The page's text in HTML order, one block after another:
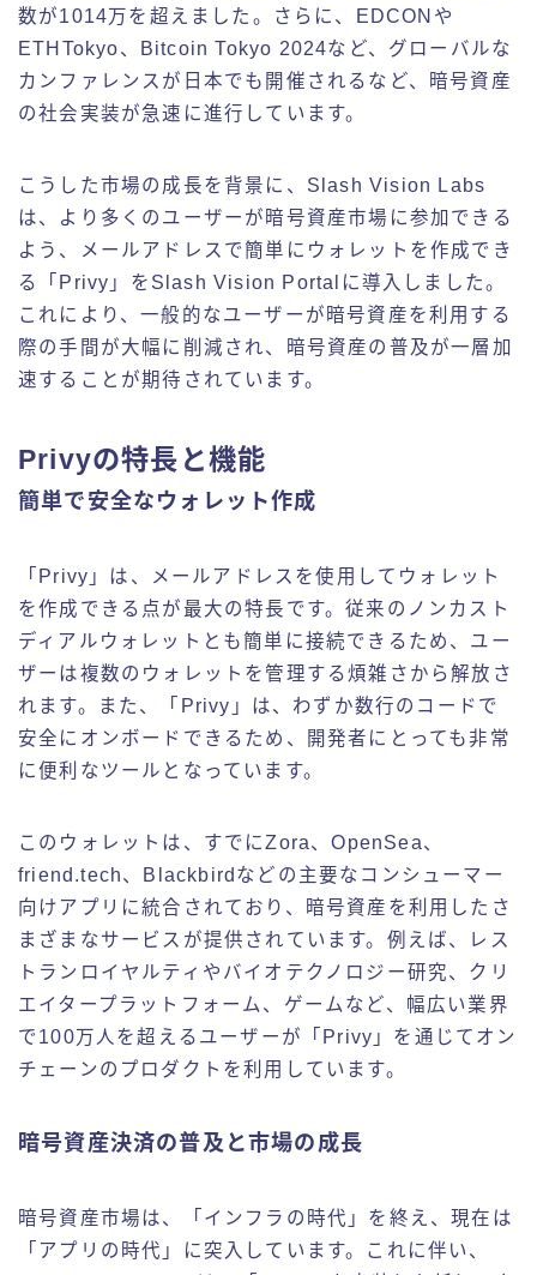
数が1014万を超えました。さらに、EDCONや
ETHTokyo、Bitcoin Tokyo 2024など、グローバルな
カンファレンスが日本でも開催されるなど、暗号資産
の社会実装が急速に進行しています。
こうした市場の成長を背景に、Slash Vision Labs
は、より多くのユーザーが暗号資産市場に参加できる
よう、メールアドレスで簡単にウォレットを作成でき
る「Privy」をSlash Vision Portalに導入しました。
これにより、一般的なユーザーが暗号資産を利用する
際の手間が大幅に削減され、暗号資産の普及が一層加
速することが期待されています。
Privyの特長と機能
簡単で安全なウォレット作成
「Privy」は、メールアドレスを使用してウォレット
を作成できる点が最大の特長です。従来のノンカスト
ディアルウォレットとも簡単に接続できるため、ユー
ザーは複数のウォレットを管理する煩雑さから解放さ
れます。また、「Privy」は、わずか数行のコードで
安全にオンボードできるため、開発者にとっても非常
に便利なツールとなっています。
このウォレットは、すでにZora、OpenSea、
friend.tech、Blackbirdなどの主要なコンシューマー
向けアプリに統合されており、暗号資産を利用したさ
まざまなサービスが提供されています。例えば、レス
トランロイヤルティやバイオテクノロジー研究、クリ
エイタープラットフォーム、ゲームなど、幅広い業界
で100万人を超えるユーザーが「Privy」を通じてオン
チェーンのプロダクトを利用しています。
暗号資産決済の普及と市場の成長
暗号資産市場は、「インフラの時代」を終え、現在は
「アプリの時代」に突入しています。これに伴い、